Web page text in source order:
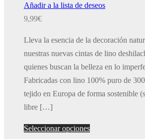
Añadir a la lista de deseos
9,99€
Lleva la esencia de la decoración
nuestras nuevas cintas de lino
quienes buscan la belleza en lo
Fabricadas con lino 100% puro de
tejido en Europa de forma sostenible
libre […]
Seleccionar opcionesEste